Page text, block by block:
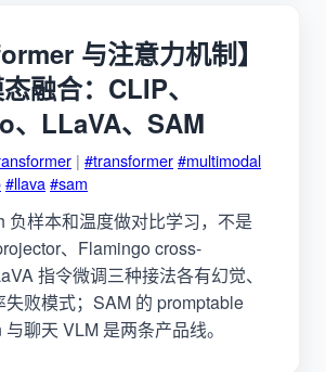
与注意力机制】
融合：CLIP、
、LLaVA、SAM
| #transformer#multimodal
#llava#sam
负样本和温度做对比学习，不是
、Flamingo cross-
指令微调三种接法各有幻觉、
败模式；SAM 的 promptable
聊天 VLM 是两条产品线。